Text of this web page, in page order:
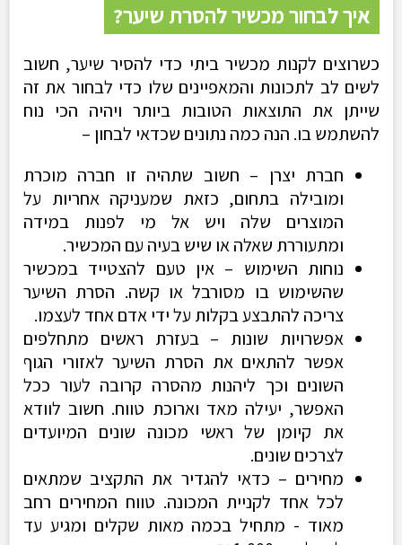
איך לבחור מכשיר להסרת שיער?
כשרוצים לקנות מכשיר ביתי כדי להסיר שיער, חשוב
לשים לב לתכונות והמאפיינים שלו כדי לבחור את זה
שייתן את התוצאות הטובות ביותר ויהיה הכי נוח
להשתמש בו. הנה כמה נתונים שכדאי לבחון –
חברת יצרן – חשוב שתהיה זו חברה מוכרת
ומובילה בתחום, כזאת שמעניקה אחריות על
המוצרים שלה ויש אל מי לפנות במידה
ומתעוררת שאלה או שיש בעיה עם המכשיר.
נוחות השימוש – אין טעם להצטייד במכשיר
שהשימוש בו מסורבל או קשה. הסרת השיער
צריכה להתבצע בקלות על ידי אדם אחד לעצמו.
אפשרויות שונות – בעזרת ראשים מתחלפים
אפשר להתאים את הסרת השיער לאזורי הגוף
השונים וכך ליהנות מהסרה קרובה לעור ככל
האפשר, יעילה מאד וארוכת טווח. חשוב לוודא
את קיומן של ראשי מכונה שונים המיועדים
לצרכים שונים.
מחירים – כדאי להגדיר את התקציב שמתאים
לכל אחד לקניית המכונה. טווח המחירים רחב
מאוד - מתחיל בכמה מאות שקלים ומגיע עד